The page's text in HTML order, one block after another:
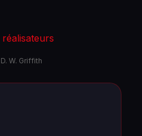
D. W. Griffith